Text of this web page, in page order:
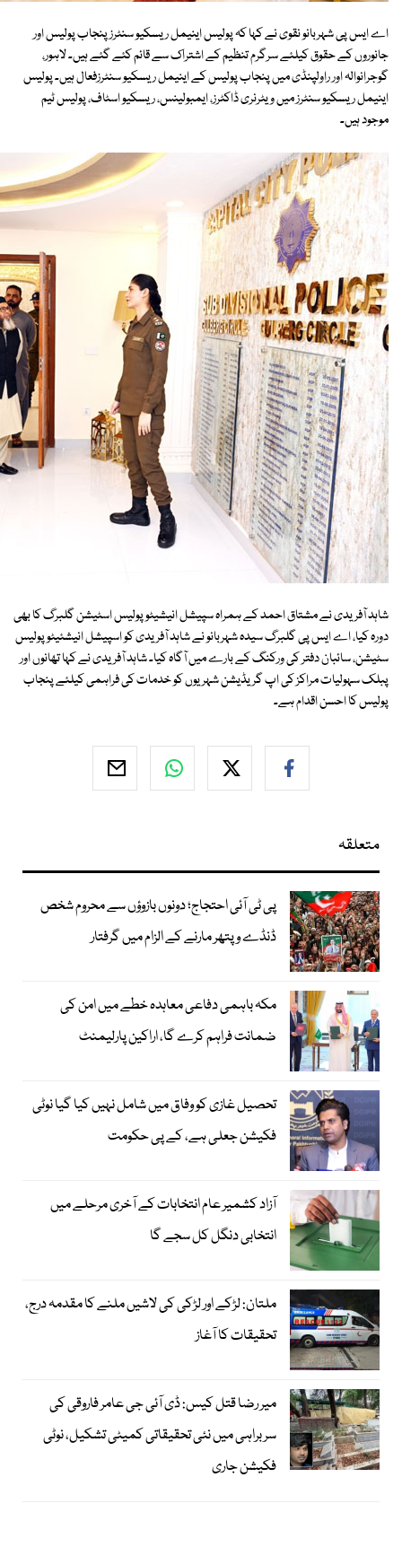
اے ایس پی شہربانو نقوی نے کہا کہ پولیس اینیمل ریسکیو سنٹرز پنجاب پولیس اور
جانوروں کے حقوق کیلئے سرگرم تنظیم کے اشتراک سے قائم کئے گئے ہیں۔ لاہور،
گوجرانوالہ اور راولپنڈی میں پنجاب پولیس کے اینیمل ریسکیو سنٹرزفعال ہیں۔ پولیس
اینیمل ریسکیو سنٹرز میں ویٹرنری ڈاکٹرز، ایمبولینس، ریسکیو اسٹاف، پولیس ٹیم
موجود ہیں۔
شاہد آفریدی نے مشتاق احمد کے ہمراہ سپیشل انیشیٹو پولیس اسٹیشن گلبرگ کا بھی
دورہ کیا، اے ایس پی گلبرگ سیدہ شہربانو نے شاہد آفریدی کو اسپیشل انیشئیٹو پولیس
سٹیشن، سائبان دفتر کی ورکنگ کے بارے میں آگاہ کیا۔ شاہد آفریدی نے کہا تھانوں اور
پبلک سہولیات مراکز کی اپ گریڈیشن شہریوں کو خدمات کی فراہمی کیلئے پنجاب
پولیس کا احسن اقدام ہے۔
متعلقہ
پی ٹی آئی احتجاج؛ دونوں بازوؤں سے محروم شخص
ڈنڈے و پتھر مارنے کے الزام میں گرفتار
مکہ باہمی دفاعی معاہدہ خطے میں امن کی
ضمانت فراہم کرے گا، اراکین پارلیمنٹ
تحصیل غازی کو وفاق میں شامل نہیں کیا گیا نوٹی
فکیشن جعلی ہے، کے پی حکومت
آزاد کشمیر عام انتخابات کے آخری مرحلے میں
انتخابی دنگل کل سجے گا
ملتان: لڑکے اور لڑکی کی لاشیں ملنے کا مقدمہ درج،
تحقیقات کا آغاز
میر رضا قتل کیس: ڈی آئی جی عامر فاروقی کی
سربراہی میں نئی تحقیقاتی کمیٹی تشکیل، نوٹی
فکیشن جاری